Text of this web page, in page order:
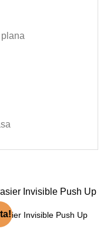
Invisible Push Up